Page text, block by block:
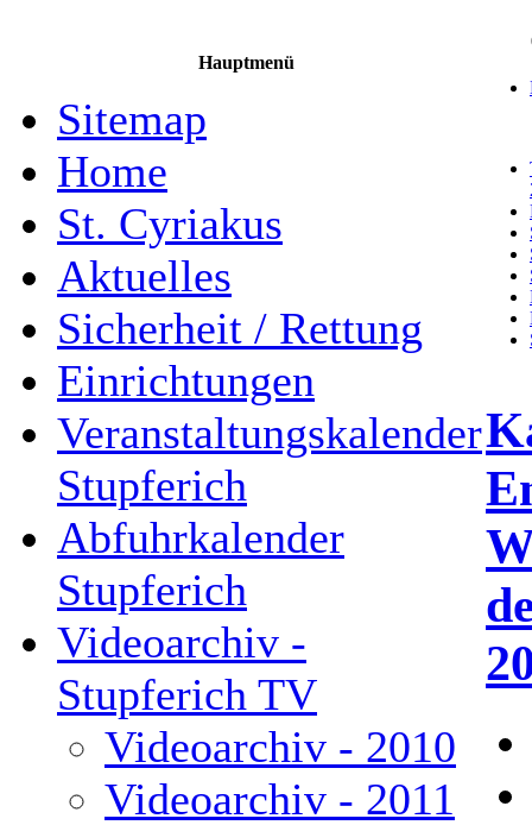
Hauptmenü
Sitemap
Home
St. Cyriakus
Aktuelles
Sicherheit / Rettung
Einrichtungen
Veranstaltungskalender
Stupferich
Abfuhrkalender
Stupferich
Videoarchiv -
Stupferich TV
Videoarchiv - 2010
Videoarchiv - 2011